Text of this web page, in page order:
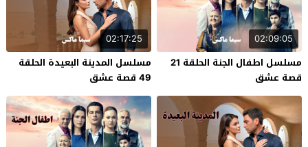
02:09:05
مسلسل اطفال الجنة الحلقة 21
قصة عشق
02:17:25
مسلسل المدينة البعيدة الحلقة
49 قصة عشق